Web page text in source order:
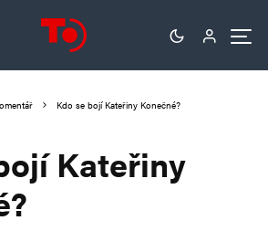
Kdo se bojí Kateřiny Konečné?
Kateřiny